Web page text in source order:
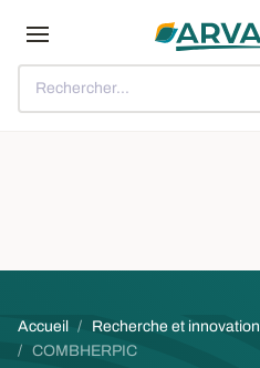
Rechercher...
Fil d'Ariane
Accueil Recherche et innovation
COMBHERPIC